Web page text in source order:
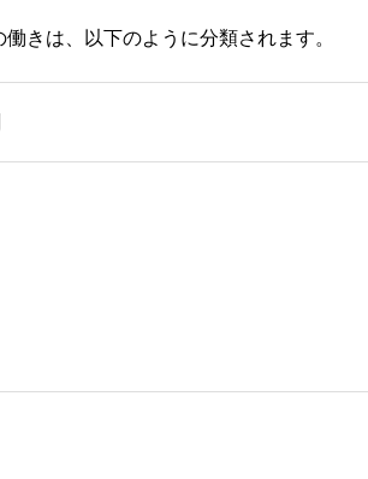
きは、以下のように分類されます。